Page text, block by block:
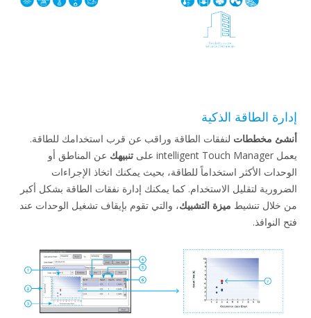
الذكية
لنفقات الطاقة وراقب عن قرب استخدامك للطاقة.
تنبيهكعن المناطق أو
استخداماً للطاقة، بحيث يمكنك اتخاذ الإجراءات
الاستخدام. كما يمكنك إدارة نفقات الطاقة بشكل أكبر
ميزة التشبيك ، والتي تقوم بإيقاف تشغيل الوحدات عند